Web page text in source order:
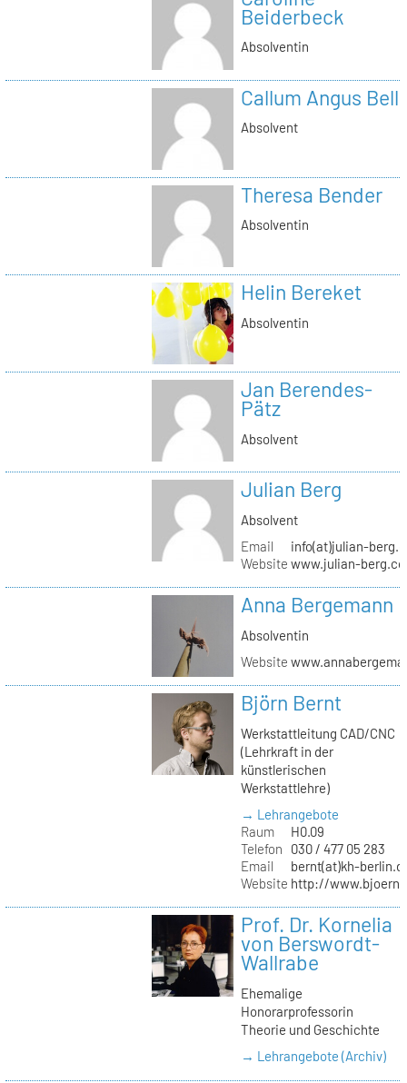
Beiderbeck
Absolventin
Callum Angus Bell
Absolvent
Theresa Bender
Absolventin
Helin Bereket
Absolventin
Jan Berendes-
Pätz
Absolvent
Julian Berg
Absolvent
Email
info(at)julian-
Website www.julian-
Anna Bergemann
Absolventin
Website
Björn Bernt
Werkstattleitung CAD/CNC
(Lehrkraft in der
künstlerischen
Werkstattlehre)
→ Lehrangebote
Raum
H0.09
Telefon
030 / 477 05 283
Email
bernt(at)kh-
Website http://
Prof. Dr. Kornelia
von Berswordt-
Wallrabe
Ehemalige
Honorarprofessorin
Theorie und Geschichte
→ Lehrangebote (Archiv)